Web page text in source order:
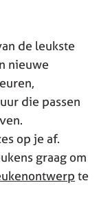
de leukste
nieuwe
die passen
op je af.
graag om
te